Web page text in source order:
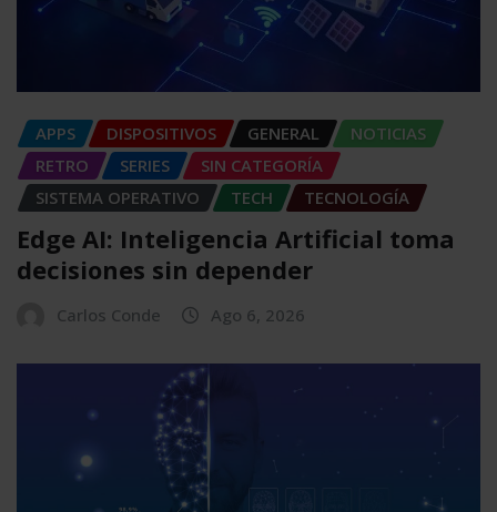
APPS DISPOSITIVOS GENERAL
NOTICIAS
RETRO
SERIES
SIN CATEGORÍA
SISTEMA OPERATIVO
TECH TECNOLOGÍA
Edge AI: Inteligencia Artificial toma
decisiones sin depender
Carlos Conde Ago 6, 2026